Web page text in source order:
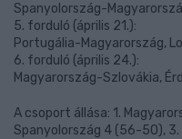
Spanyolország-
5. forduló (április 21.):
Portugália-Magyarország,
6. forduló (április 24.):
Magyarország-Szlovákia,
A csoport állása: 1.
Spanyolország 4 (56-50),